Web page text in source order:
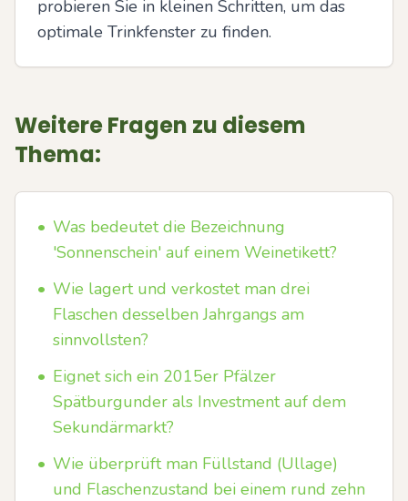
probieren Sie in kleinen Schritten, um das
optimale Trinkfenster zu finden.
Weitere Fragen zu diesem
Thema:
• Was bedeutet die Bezeichnung
'Sonnenschein' auf einem Weinetikett?
• Wie lagert und verkostet man drei
Flaschen desselben Jahrgangs am
sinnvollsten?
• Eignet sich ein 2015er Pfälzer
Spätburgunder als Investment auf dem
Sekundärmarkt?
• Wie überprüft man Füllstand (Ullage)
und Flaschenzustand bei einem rund zehn